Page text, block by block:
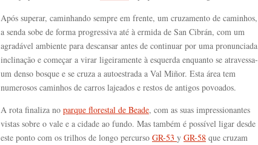
Após superar, caminhando sempre em frente, um cruzamento de caminhos,
a senda sobe de forma progressiva até à ermida de San Cibrán, com um
agradável ambiente para descansar antes de continuar por uma pronunciada
inclinação e começar a virar ligeiramente à esquerda enquanto se atravessa-
um denso bosque e se cruza a autoestrada a Val Miñor. Esta área tem
numerosos caminhos de carros lajeados e restos de antigos povoados.
A rota finaliza no parque florestal de Beade, com as suas impressionantes
vistas sobre o vale e a cidade ao fundo. Mas também é possível ligar desde
este ponto com os trilhos de longo percurso GR-53 y GR-58 que cruzam